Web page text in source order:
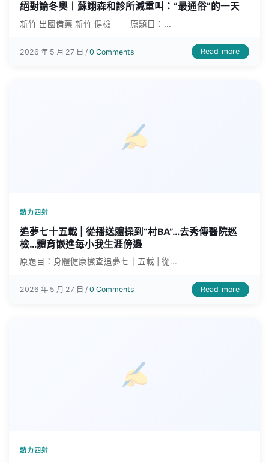
絕對論冬奧丨蘇翊森和診所減重叫：“最通俗”的一天
新竹 出國備藥 新竹 健檢 原題目：...
2026 年 5 月 27 日 /0 Comments Read more
熱力四射
追夢七十五載 | 從播送體操到“村BA”…去秀傳醫院巡
檢…體育嵌進每小我生涯傍邊
原題目：身體健康檢查追夢七十五載 | 從...
2026 年 5 月 27 日 /0 Comments Read more
熱力四射